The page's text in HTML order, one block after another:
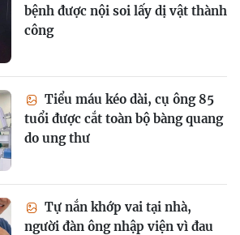
bệnh được nội soi lấy dị vật thành
công
Tiểu máu kéo dài, cụ ông 85
tuổi được cắt toàn bộ bàng quang
do ung thư
Tự nắn khớp vai tại nhà,
người đàn ông nhập viện vì đau